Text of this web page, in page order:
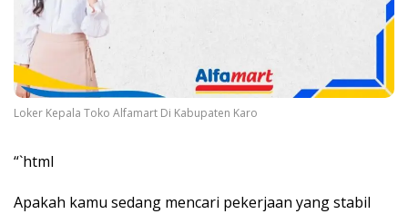
Loker Kepala Toko Alfamart Di Kabupaten Karo
“`html
Apakah kamu sedang mencari pekerjaan yang stabil